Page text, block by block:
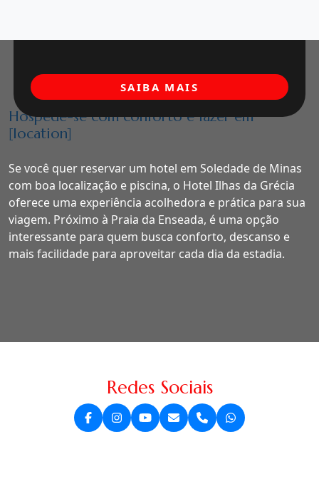
Hospede-se com conforto e lazer em
[location]
Se você quer reservar um hotel em Soledade de Minas
com boa localização e piscina, o Hotel Ilhas da Grécia
oferece uma experiência acolhedora e prática para sua
viagem. Próximo à Praia da Enseada, é uma opção
interessante para quem busca conforto, descanso e
mais facilidade para aproveitar cada dia da estadia.
SAIBA MAIS
Redes Sociais